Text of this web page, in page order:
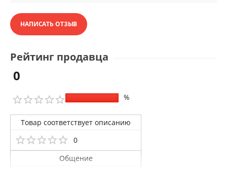
НАПИСАТЬ ОТЗЫВ
Рейтинг продавца
0
%
Товар соответствует описанию
0
Общение